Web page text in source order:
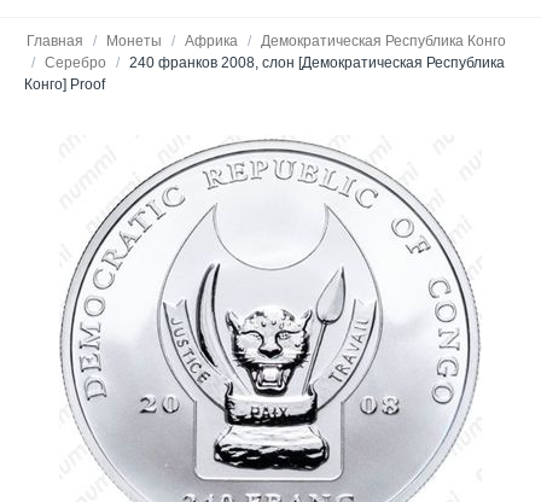
Главная / Монеты / Африка / Демократическая Республика Конго
/ Серебро / 240 франков 2008, слон [Демократическая Республика
Конго] Proof